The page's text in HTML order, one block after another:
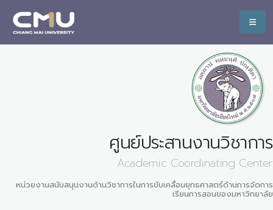
ศูนย์ประสานงานวิชาการ
Academic Coordinating Center
หน่วยงานสนับสนุนงานด้านวิชาการในการขับเคลื่อนยุทธศาสตร์ด้านการจัดการ
เรียนการสอนของมหาวิทยาลัย